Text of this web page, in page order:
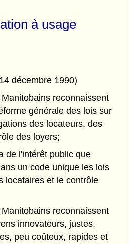
à usage
décembre 1990)
reconnaissent
générale des lois sur
des locateurs, des
des loyers;
de l'intérêt public que
un code unique les lois
locataires et le contrôle
reconnaissent
innovateurs, justes,
peu coûteux, rapides et